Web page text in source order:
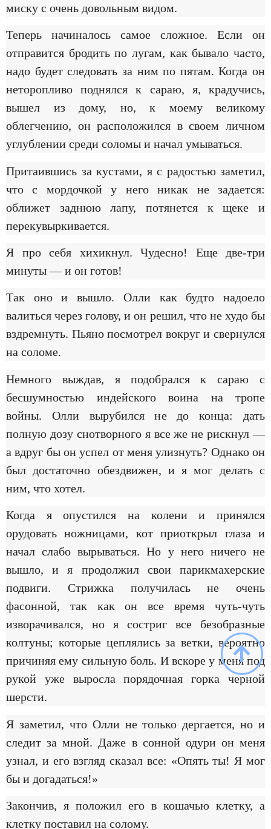
миску с очень довольным видом.
Теперь начиналось самое сложное. Если он
отправится бродить по лугам, как бывало часто,
надо будет следовать за ним по пятам. Когда он
неторопливо поднялся к сараю, я, крадучись,
вышел из дому, но, к моему великому
облегчению, он расположился в своем личном
углублении среди соломы и начал умываться.
Притаившись за кустами, я с радостью заметил,
что с мордочкой у него никак не задается:
оближет заднюю лапу, потянется к щеке и
перекувыркивается.
Я про себя хихикнул. Чудесно! Еще две-три
минуты — и он готов!
Так оно и вышло. Олли как будто надоело
валиться через голову, и он решил, что не худо бы
вздремнуть. Пьяно посмотрел вокруг и свернулся
на соломе.
Немного выждав, я подобрался к сараю с
бесшумностью индейского воина на тропе
войны. Олли вырубился не до конца: дать
полную дозу снотворного я все же не рискнул —
а вдруг бы он успел от меня улизнуть? Однако он
был достаточно обездвижен, и я мог делать с
ним, что хотел.
Когда я опустился на колени и принялся
орудовать ножницами, кот приоткрыл глаза и
начал слабо вырываться. Но у него ничего не
вышло, и я продолжил свои парикмахерские
подвиги. Стрижка получилась не очень
фасонной, так как он все время чуть-чуть
изворачивался, но я состриг все безобразные
колтуны; которые цеплялись за ветки, вероятно
причиняя ему сильную боль. И вскоре у меня под
рукой уже выросла порядочная горка черной
шерсти.
Я заметил, что Олли не только дергается, но и
следит за мной. Даже в сонной одури он меня
узнал, и его взгляд сказал все: «Опять ты! Я мог
бы и догадаться!»
Закончив, я положил его в кошачью клетку, а
клетку поставил на солому.